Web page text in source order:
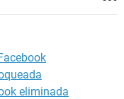
eliminada